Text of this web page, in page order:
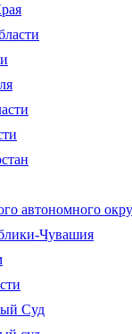
автономного
Чувашия
Суд